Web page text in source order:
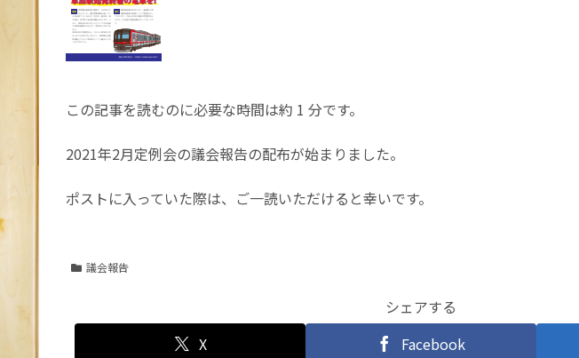
この記事を読むのに必要な時間は約 1 分です。
2021年2月定例会の議会報告の配布が始まりました。
ポストに入っていた際は、ご一読いただけると幸いです。
議会報告
シェアする
X
Facebook